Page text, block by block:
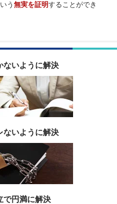
ないように解決
ないように解決
で円満に解決
う無実を証明することができ